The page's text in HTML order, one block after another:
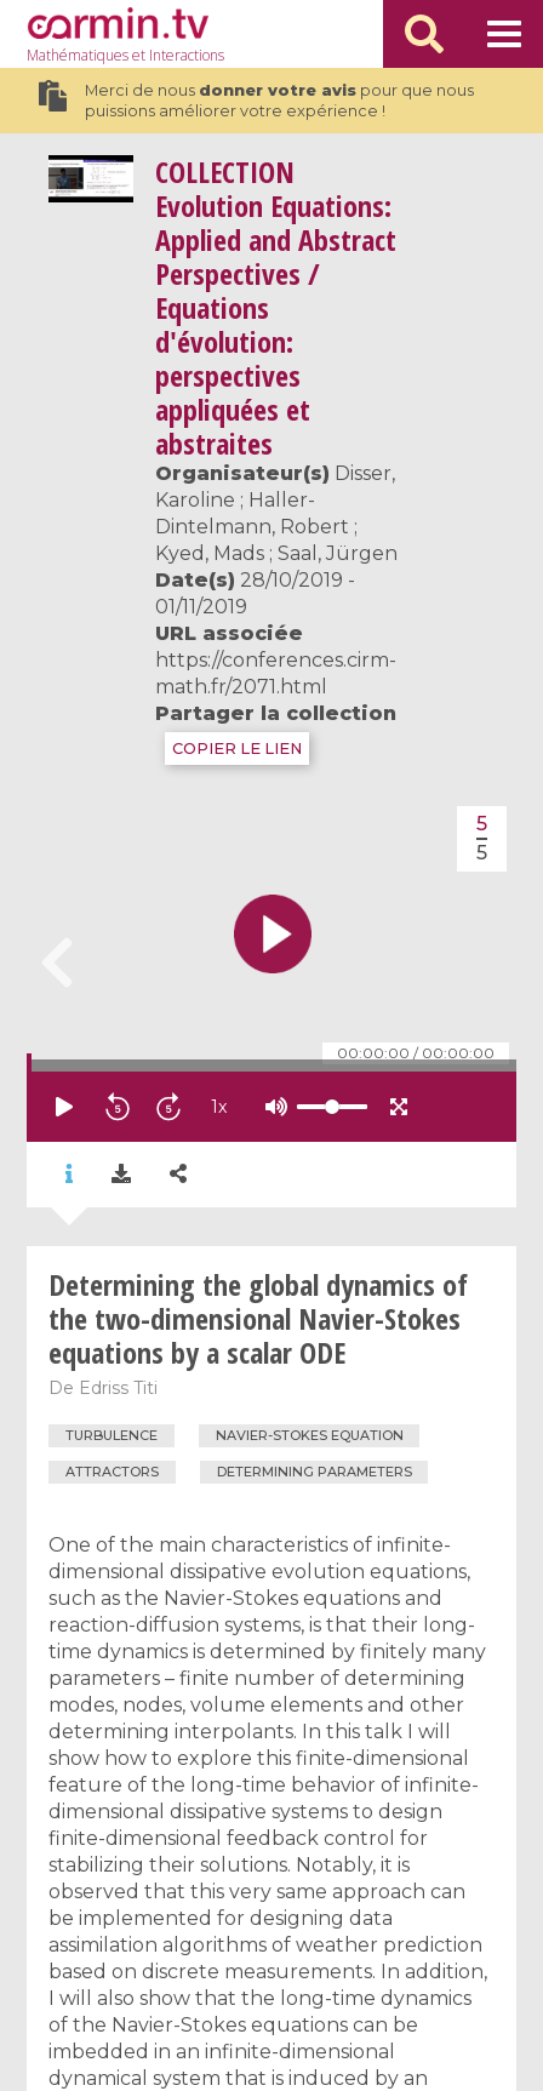
Mathématiqueset Interactions
Merci de nous donner votre avispour que nous
puissions améliorer votre expérience !
COLLECTION
Evolution Equations:
Applied and Abstract
Perspectives /
Equations
d'évolution:
perspectives
appliquées et
abstraites
Organisateur(s) Disser,
Karoline ; Haller-
Dintelmann, Robert ;
Kyed, Mads ; Saal, Jürgen
Date(s) 28/10/2019 -
01/11/2019
URL associée
https://conferences.cirm-
math.fr/2071.html
Partager la collection
COPIER LE LIEN
00:00:00 / 00:00:00
5
5
1x
Determining the global dynamics of
the two-dimensional Navier-Stokes
equations by a scalar ODE
De Edriss Titi
TURBULENCE NAVIER-STOKES EQUATION
ATTRACTORS DETERMINING PARAMETERS
One of the main characteristics of infinite-
dimensional dissipative evolution equations,
such as the Navier-Stokes equations and
reaction-diffusion systems, is that their long-
time dynamics is determined by finitely many
parameters – finite number of determining
modes, nodes, volume elements and other
determining interpolants. In this talk I will
show how to explore this finite-dimensional
feature of the long-time behavior of infinite-
dimensional dissipative systems to design
finite-dimensional feedback control for
stabilizing their solutions. Notably, it is
observed that this very same approach can
be implemented for designing data
assimilation algorithms of weather prediction
based on discrete measurements. In addition,
I will also show that the long-time dynamics
of the Navier-Stokes equations can be
imbedded in an infinite-dimensional
dynamical system that is induced by an